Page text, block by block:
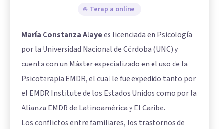
Terapia online
María Constanza Alayees licenciada en Psicología
por la Universidad Nacional de Córdoba (UNC) y
cuenta con un Máster especializado en el uso de la
Psicoterapia EMDR, el cual le fue expedido tanto por
el EMDR Institute de los Estados Unidos como por la
Alianza EMDR de Latinoamérica y El Caribe.
Los conflictos entre familiares, los trastornos de